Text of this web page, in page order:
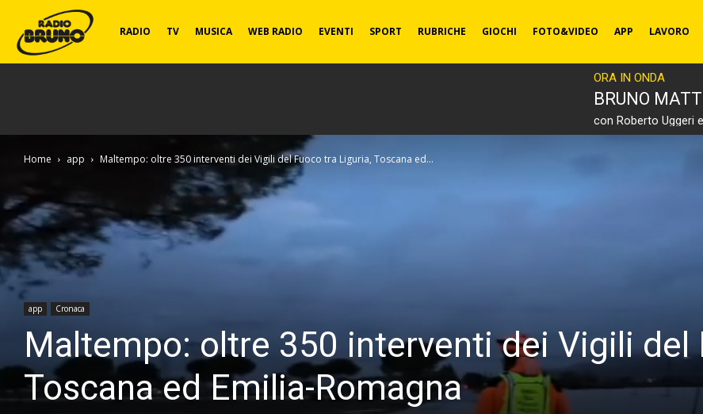
Radio
RADIO TV MUSICA WEB RADIO EVENTI SPORT RUBRICHE GIOCHI FOTO&VIDEO APP LAVORO
ORA IN ONDA
BRUNO
con Roberto Uggeri
Home app Maltempo: oltre 350 interventi dei Vigili del Fuoco tra Liguria, Toscana ed...
app Cronaca
Maltempo: oltre 350 interventi dei Vigili del
Toscana ed Emilia-Romagna